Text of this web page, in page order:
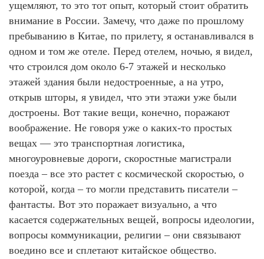
ущемляют, то это тот опыт, который стоит обратить
внимание в России. Замечу, что даже по прошлому
пребыванию в Китае, по прилету, я останавливался в
одном и том же отеле. Перед отелем, ночью, я видел,
что строился дом около 6-7 этажей и несколько
этажей здания были недостроенные, а на утро,
открыв шторы, я увидел, что эти этажи уже были
достроены. Вот такие вещи, конечно, поражают
воображение. Не говоря уже о каких-то простых
вещах — это транспортная логистика,
многоуровневые дороги, скоростные магистрали
поезда – все это растет с космической скоростью, о
которой, когда – то могли представить писатели –
фантасты. Вот это поражает визуально, а что
касается содержательных вещей, вопросы идеологии,
вопросы коммуникации, религии – они связывают
воедино все и сплетают китайское общество.